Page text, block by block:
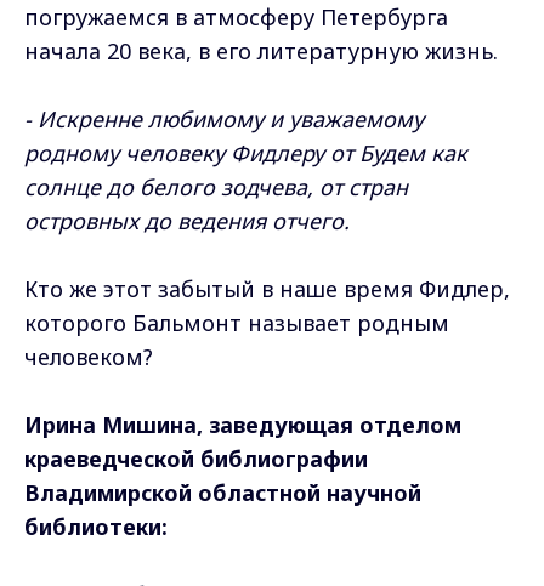
погружаемся в атмосферу Петербурга
начала 20 века, в его литературную жизнь.
- Искренне любимому и уважаемому
родному человеку Фидлеру от Будем как
солнце до белого зодчева, от стран
островных до ведения отчего.
Кто же этот забытый в наше время Фидлер,
которого Бальмонт называет родным
человеком?
Ирина Мишина, заведующая отделом
краеведческой библиографии
Владимирской областной научной
библиотеки: